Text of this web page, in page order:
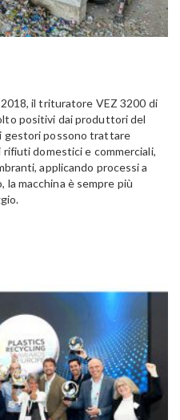
il trituratore VEZ 3200 di
positivi dai produttori del
gestori possono trattare
rifiuti domestici e commerciali,
applicando processi a
la macchina è sempre più